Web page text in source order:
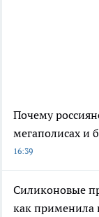
Почему
мегаполисах и
16:39
Силиконовые
как применила